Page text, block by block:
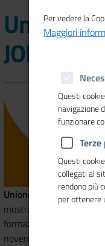
Unioncamere partecipa
mostra convegno
formazione, lavoro in
novembre 2019.
Per vedere la
Maggiori
Questi
navigazione
funzionare
Questi
collegati al
rendono più
per ottenere